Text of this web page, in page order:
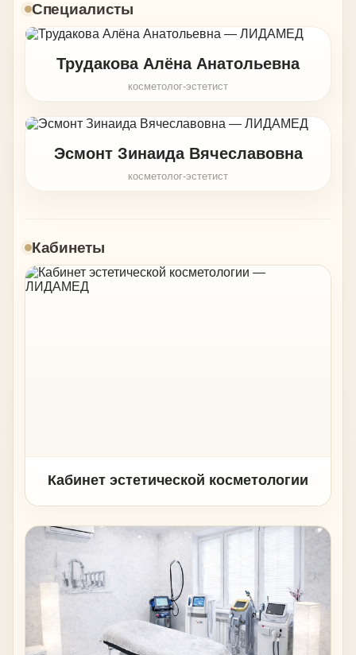
Специалисты
Трудакова Алёна Анатольевна
косметолог-эстетист
Эсмонт Зинаида Вячеславовна
косметолог-эстетист
Кабинеты
Кабинет эстетической косметологии